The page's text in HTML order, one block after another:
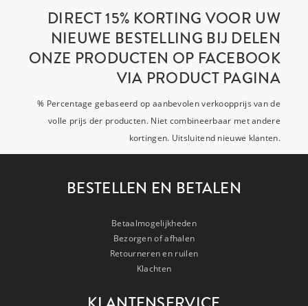
DIRECT 15% KORTING VOOR UW
NIEUWE BESTELLING BIJ DELEN
ONZE PRODUCTEN OP FACEBOOK
VIA PRODUCT PAGINA
% Percentage gebaseerd op aanbevolen verkoopprijs van de
volle prijs der producten. Niet combineerbaar met andere
kortingen. Uitsluitend nieuwe klanten.
BESTELLEN EN BETALEN
Betaalmogelijkheden
Bezorgen of afhalen
Retourneren en ruilen
Klachten